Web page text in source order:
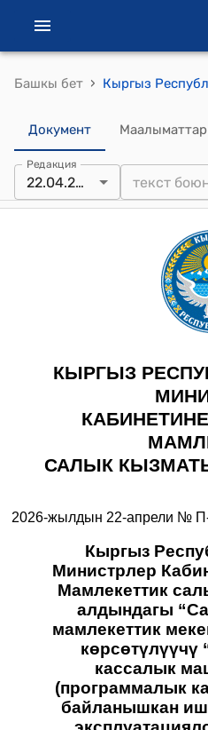
Башкы бет ›
Документ Маалыматтар
Редакция
22.04.2026